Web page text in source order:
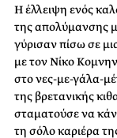
H έλλειψη ενός
της απολύμανσης
γύρισαν πίσω σε
με τον Νίκο
στο νες-με-γάλα-
της βρετανικής
σταματούσε να
τη σόλο καριέρα